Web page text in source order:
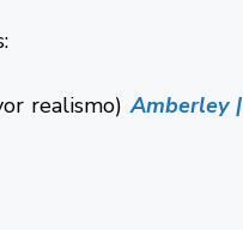
realismo)Amberley |